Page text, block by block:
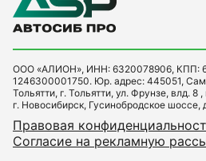
ООО «АЛИОН», ИНН: 6320078906, КПП:
1246300001750. Юр. адрес: 445051,
Тольятти, г. Тольятти, ул. Фрунзе, влд.
г. Новосибирск, Гусинобродское шоссе,
Правовая
Согласие на рекламную